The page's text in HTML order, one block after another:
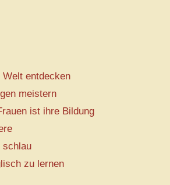
entdecken
meistern
ist ihre Bildung
schlau
zu lernen